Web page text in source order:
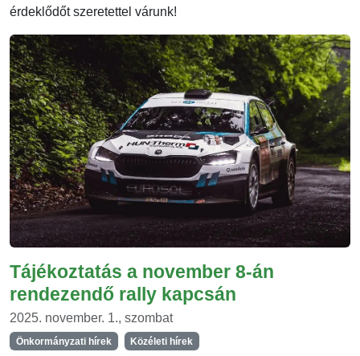
érdeklődőt szeretettel várunk!
Tájékoztatás a november 8-án
rendezendő rally kapcsán
2025. november. 1., szombat
Önkormányzati hírek Közéleti hírek